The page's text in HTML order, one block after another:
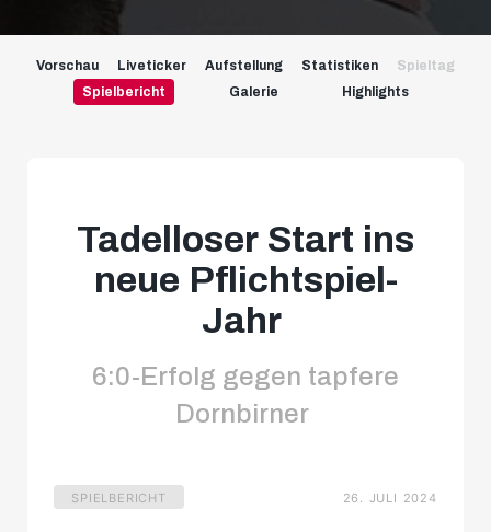
Vorschau Liveticker Aufstellung Statistiken
Spieltag
Spielbericht
Galerie Highlights
Tadelloser Start ins
neue Pflichtspiel-
Jahr
6:0-Erfolg gegen tapfere
Dornbirner
SPIELBERICHT 26. JULI 2024